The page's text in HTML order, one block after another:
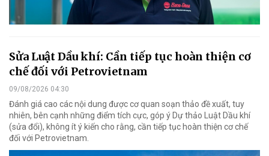
Sửa Luật Dầu khí: Cần tiếp tục hoàn thiện cơ
chế đối với Petrovietnam
09/08/2026 04:30
Đánh giá cao các nội dung được cơ quan soạn thảo đề xuất, tuy
nhiên, bên cạnh những điểm tích cực, góp ý Dự thảo Luật Dầu khí
(sửa đổi), không ít ý kiến cho rằng, cần tiếp tục hoàn thiện cơ chế
đối với Petrovietnam.